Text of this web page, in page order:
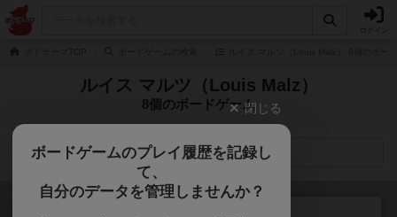
ルイス マルツ（Louis Malz）
8個のボードゲーム
検索メニュー
閉じる
ボードゲームのプレイ履歴を記録し
て、
自分のデータを管理しませんか？